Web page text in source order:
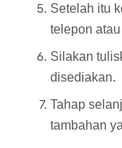
Setelah itu
telepon
Silakan
disediakan.
Tahap
tambahan